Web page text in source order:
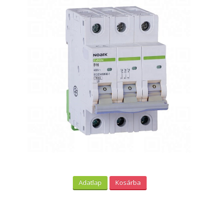
Adatlap Kosárba